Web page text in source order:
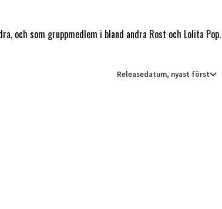
och som gruppmedlem i bland andra Rost och Lolita Pop.
Releasedatum, nyast först